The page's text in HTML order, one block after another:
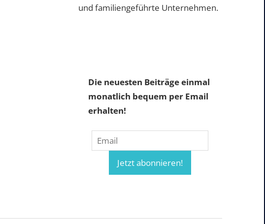
und familiengeführte Unternehmen.
Die neuesten Beiträge einmal
monatlich bequem per Email
erhalten!